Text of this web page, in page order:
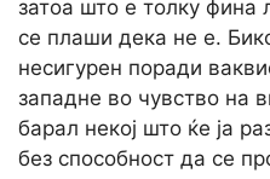
затоа што е толку фина
се плаши дека не е.
несигурен поради
западне во чувство на
барал некој што ќе ја
без способност да се